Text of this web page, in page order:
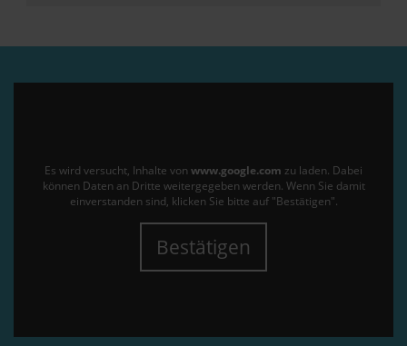
Es wird versucht, Inhalte von www.google.com zu laden. Dabei
können Daten an Dritte weitergegeben werden. Wenn Sie damit
einverstanden sind, klicken Sie bitte auf "Bestätigen".
Bestätigen